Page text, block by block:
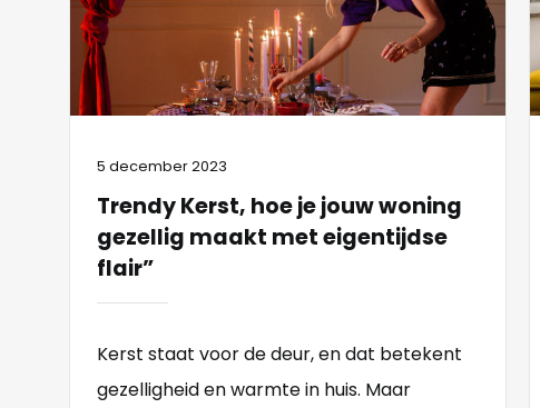
5 december 2023
Trendy Kerst, hoe je jouw woning
gezellig maakt met eigentijdse
flair”
Kerst staat voor de deur, en dat betekent
gezelligheid en warmte in huis. Maar